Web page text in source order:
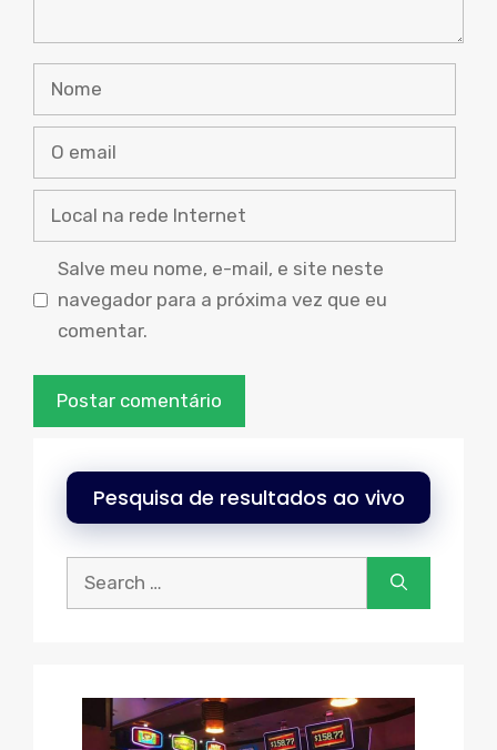
Nome
email
Local
na
rede
Internet
Salve meu nome, e-mail, e site neste
navegador para a próxima vez que eu
comentar.
Pesquisa de resultados ao vivo
Procurar: